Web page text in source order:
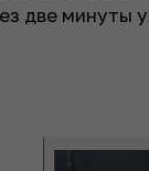
две минуты